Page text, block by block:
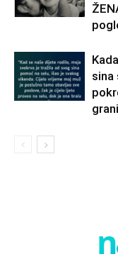
sina